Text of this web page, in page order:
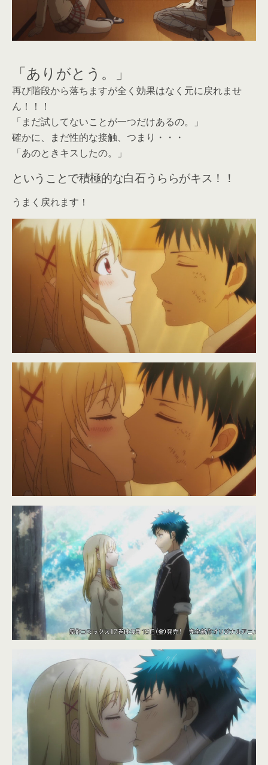
「ありがとう。」
再び階段から落ちますが全く効果はなく元に戻れませ
ん！！！
「まだ試してないことが一つだけあるの。」
確かに、まだ性的な接触、つまり・・・
「あのときキスしたの。」
ということで積極的な白石うららがキス！！
うまく戻れます！